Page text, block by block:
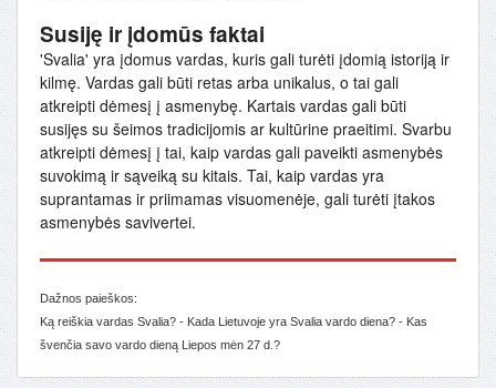
Susiję ir įdomūs faktai
'Svalia' yra įdomus vardas, kuris gali turėti įdomią istoriją ir
kilmę. Vardas gali būti retas arba unikalus, o tai gali
atkreipti dėmesį į asmenybę. Kartais vardas gali būti
susijęs su šeimos tradicijomis ar kultūrine praeitimi. Svarbu
atkreipti dėmesį į tai, kaip vardas gali paveikti asmenybės
suvokimą ir sąveiką su kitais. Tai, kaip vardas yra
suprantamas ir priimamas visuomenėje, gali turėti įtakos
asmenybės savivertei.
Dažnos paieškos:
Ką reiškia vardas Svalia? - Kada Lietuvoje yra Svalia vardo diena? - Kas
švenčia savo vardo dieną Liepos mėn 27 d.?